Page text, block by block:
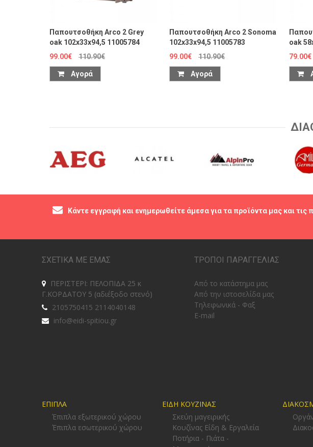
Παπουτσοθήκη Arco 2 Grey
oak 102x33x94,5 11005784
99.00€
110.90€
Αγορά
Παπουτσοθήκη Arco 2 Sonoma
102x33x94,5 11005783
99.00€
110.90€
Αγορά
oak
79.00€
Κάντε εγγραφή και ενημερωθείτε άμεσα για τα προϊόντα μας και
ΣΧΕΤΙΚΑ ΜΕ ΕΜΑΣ
ΠΕΡΙΣΤΕΡΙ: ΠΕΛΟΠΙΔΑ 25 κ
Γ.ΚΟΡΔΑΤΟΥ 5 (αδιέξοδο στενό)
2105750415 2114040148
info@eidi-spitiou.gr
ΤΡΟΠΟΙ ΠΑΡΑΓΓΕΛΙΑΣ
Από το κατάστημα μας
Από την ιστοσελίδα μας
Tηλεφωνικά - Φαξ
E-mail
ΕΠΙΠΛΑ
Έπιπλα εξωτερικού χώρου
Έπιπλα εσωτερικού χώρου
ΕΙΔΗ ΚΟΥΖΙΝΑΣ
Σκεύη μαγειρικής
Κουζίνας Είδη & Εργαλεία
Ποτήρια - Πιάτα -